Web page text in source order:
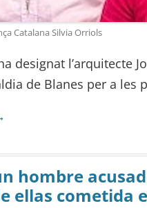
Catalana Silvia Orriols
designat l’arquitecte
de Blanes per a
hombre
ellas cometida